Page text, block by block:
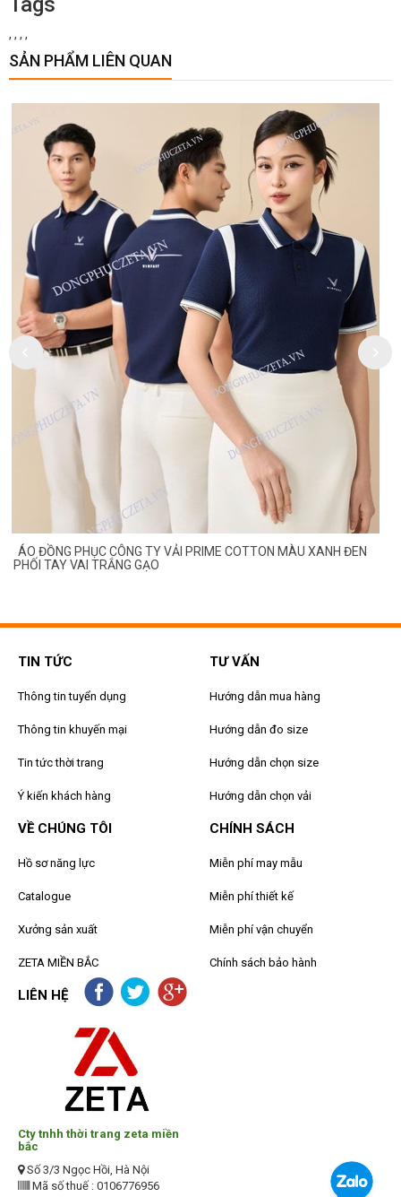
, , , ,
SẢN PHẨM LIÊN QUAN
ÁO ĐỒNG PHỤC CÔNG TY VẢI PRIME COTTON MÀU XANH ĐEN
PHỐI TAY VAI TRẮNG GẠO
TIN TỨC
Thông tin tuyển dụng
Thông tin khuyến mại
Tin tức thời trang
Ý kiến khách hàng
TƯ VẤN
Hướng dẫn mua hàng
Hướng dẫn đo size
Hướng dẫn chọn size
Hướng dẫn chọn vải
VỀ CHÚNG TÔI
Hồ sơ năng lực
Catalogue
Xưởng sản xuất
ZETA MIỀN BẮC
CHÍNH SÁCH
Miễn phí may mẫu
Miễn phí thiết kế
Miễn phí vận chuyển
Chính sách bảo hành
LIÊN HỆ
Cty tnhh thời trang zeta miền
bắc
Số 3/3 Ngọc Hồi, Hà Nội
Mã số thuế : 0106776956